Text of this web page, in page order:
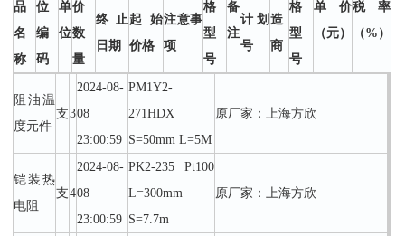
品
名
称
位
编
码
单
位
价
数
量
终止
日期
起始
价格
注意事
项
格
型
号
备
注
计划
号
造
商
格
型
号
单价
（元）
税率
（%）
阻油温
度元件
支3
2024-08-
08
23:00:59
PM1Y2-
271HDX
S=50mm L=5M
原厂家：上海方欣
铠装热
电阻
支4
2024-08-
08
23:00:59
PK2-235 Pt100
L=300mm
S=7.7m
原厂家：上海方欣